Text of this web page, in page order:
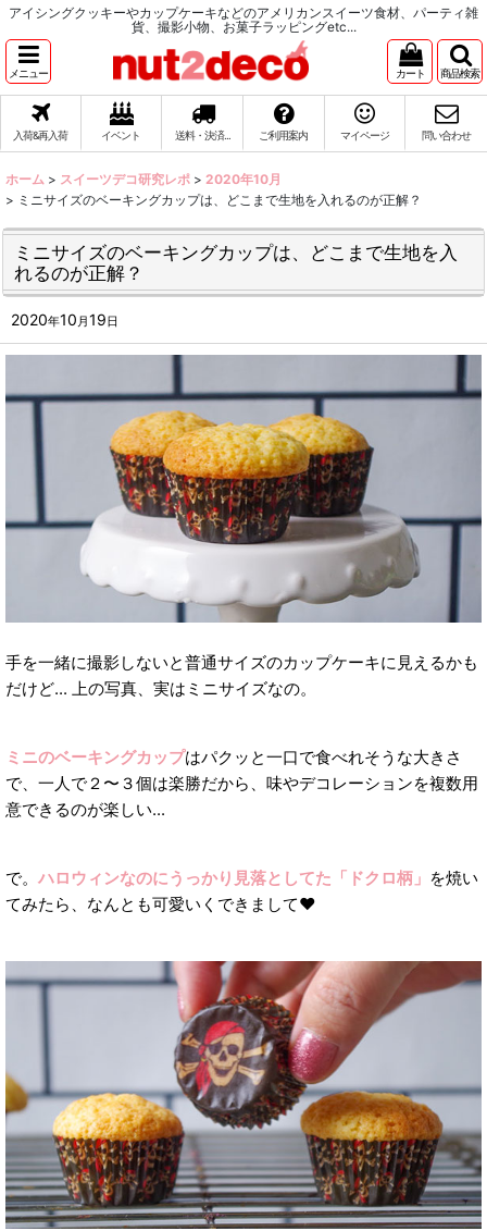
アイシングクッキーやカップケーキなどのアメリカンスイーツ食材、パーティ雑
貨、撮影小物、お菓子ラッピングetc...
メニュー カート 商品検索
入荷&再入荷 イベント 送料・決済... ご利用案内 マイページ 問い合わせ
ホーム > スイーツデコ研究レポ > 2020年10月
> ミニサイズのベーキングカップは、どこまで生地を入れるのが正解？
ミニサイズのベーキングカップは、どこまで生地を入
れるのが正解？
2020年10 月19日
手を一緒に撮影しないと普通サイズのカップケーキに見えるかも
だけど... 上の写真、実はミニサイズなの。
ミニのベーキングカップはパクッと一口で食べれそうな大きさ
で、一人で２〜３個は楽勝だから、味やデコレーションを複数用
意できるのが楽しい...
で。 ハロウィンなのにうっかり見落としてた「ドクロ柄」 を焼い
てみたら、なんとも可愛いくできまして❤︎